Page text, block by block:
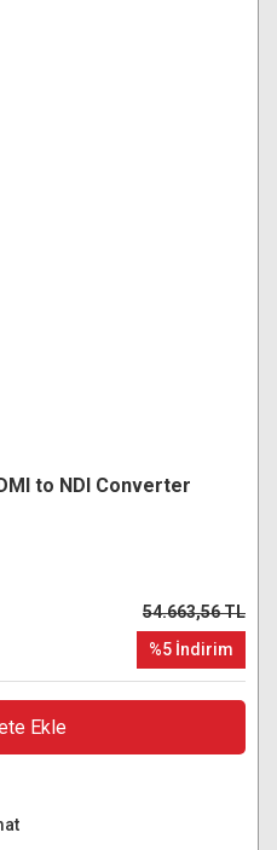
to NDI Converter
54.663,56 TL
%5 İndirim
Ekle